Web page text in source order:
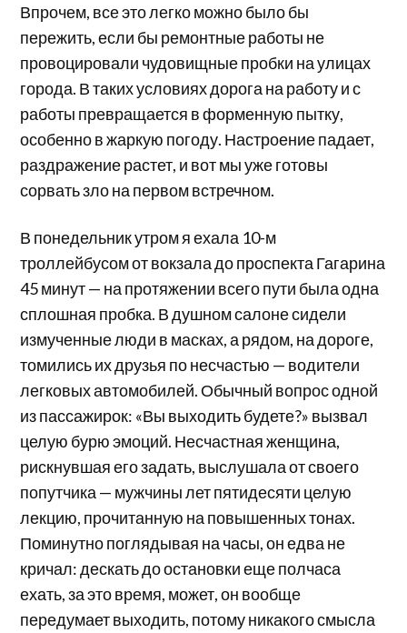
Впрочем, все это легко можно было бы
пережить, если бы ремонтные работы не
провоцировали чудовищные пробки на улицах
города. В таких условиях дорога на работу и с
работы превращается в форменную пытку,
особенно в жаркую погоду. Настроение падает,
раздражение растет, и вот мы уже готовы
сорвать зло на первом встречном.
В понедельник утром я ехала 10-м
троллейбусом от вокзала до проспекта Гагарина
45 минут — на протяжении всего пути была одна
сплошная пробка. В душном салоне сидели
измученные люди в масках, а рядом, на дороге,
томились их друзья по несчастью — водители
легковых автомобилей. Обычный вопрос одной
из пассажирок: «Вы выходить будете?» вызвал
целую бурю эмоций. Несчастная женщина,
рискнувшая его задать, выслушала от своего
попутчика — мужчины лет пятидесяти целую
лекцию, прочитанную на повышенных тонах.
Поминутно поглядывая на часы, он едва не
кричал: дескать до остановки еще полчаса
ехать, за это время, может, он вообще
передумает выходить, потому никакого смысла